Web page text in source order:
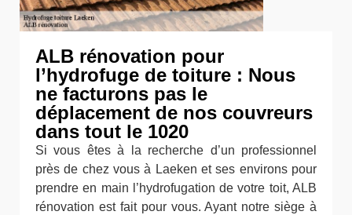
ALB rénovation pour
l’hydrofuge de toiture : Nous
ne facturons pas le
déplacement de nos couvreurs
dans tout le 1020
Si vous êtes à la recherche d’un professionnel
près de chez vous à Laeken et ses environs pour
prendre en main l’hydrofugation de votre toit, ALB
rénovation est fait pour vous. Ayant notre siège à